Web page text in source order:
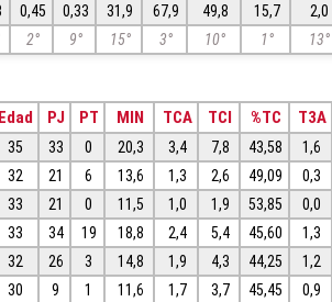
0,45 0,33 31,9 67,9 49,8 15,7
2,0
2° 9° 15° 3° 10° 1° 13°
Edad PJ PT MIN TCA TCI %TC T3A
35 33 0 20,3 3,4 7,8 43,58
1,6
32 21 6 13,6 1,3 2,6 49,09
0,3
33 21 0 11,5 1,0 1,9 53,85
0,0
33 34 19 18,8 2,4 5,4 45,60
1,3
32 26 3 14,8 1,9 4,3 44,25
1,2
30 9 1 11,6 1,7 3,7 45,45
0,9